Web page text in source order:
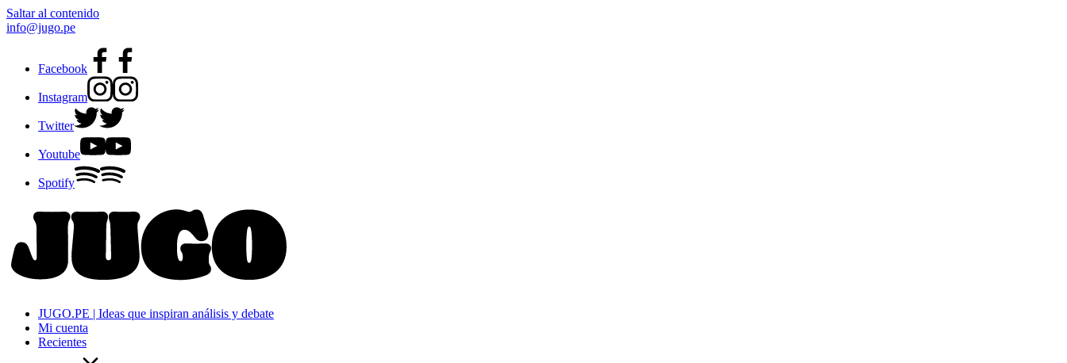
Saltar al contenido
info@jugo.pe
Facebook
Instagram
Twitter
Youtube
Spotify
JUGO.PE | Ideas que inspiran análisis y debate
Mi cuenta
Recientes